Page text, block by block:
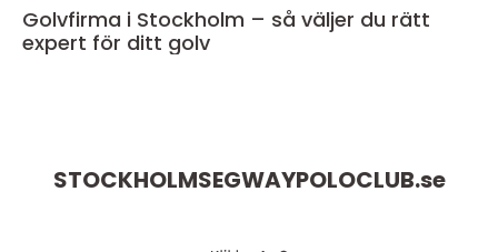
Golvfirma i Stockholm – så väljer du rätt
expert för ditt golv
STOCKHOLMSEGWAYPOLOCLUB.se